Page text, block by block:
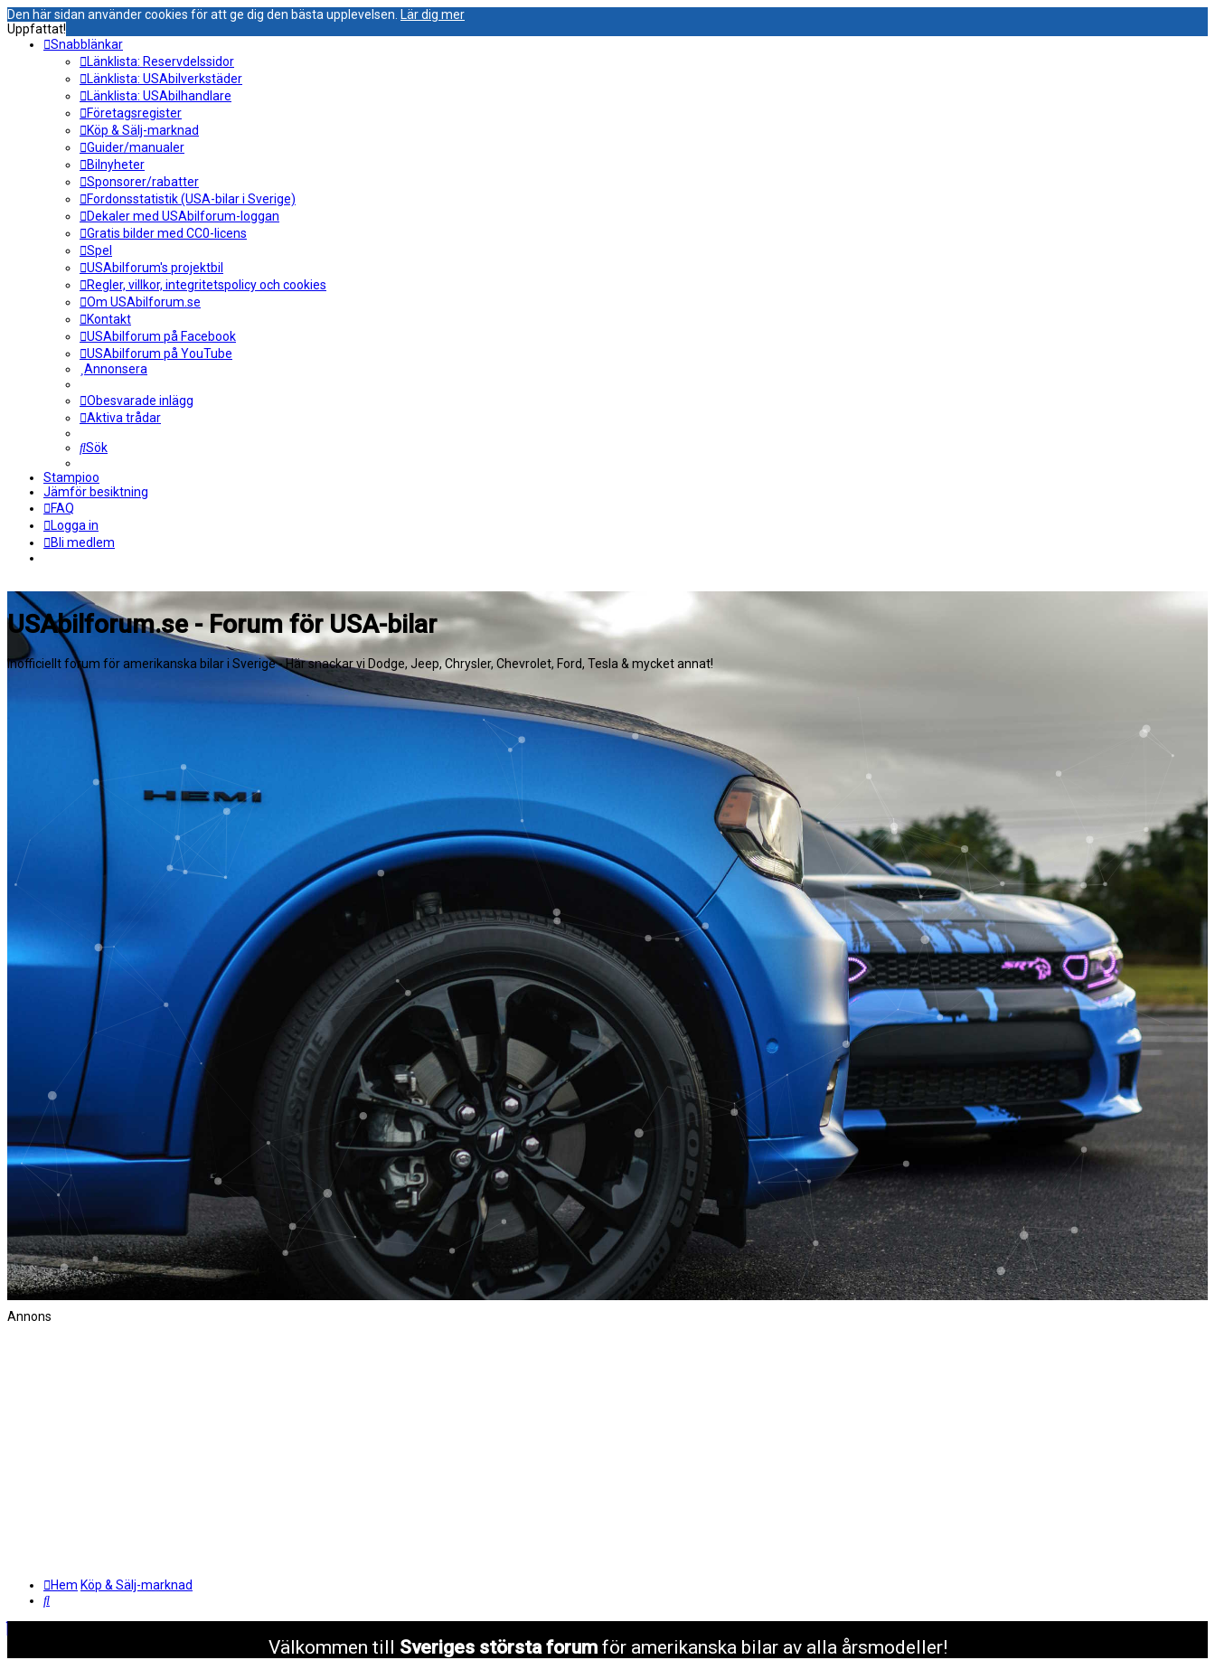
Den här sidan använder cookies för att ge dig den bästa upplevelsen. Lär dig mer
Uppfattat!
Snabblänkar
Länklista: Reservdelssidor
Länklista: USAbilverkstäder
Länklista: USAbilhandlare
Företagsregister
Köp & Sälj-marknad
Guider/manualer
Bilnyheter
Sponsorer/rabatter
Fordonsstatistik (USA-bilar i Sverige)
Dekaler med USAbilforum-loggan
Gratis bilder med CC0-licens
Spel
USAbilforum's projektbil
Regler, villkor, integritetspolicy och cookies
Om USAbilforum.se
Kontakt
USAbilforum på Facebook
USAbilforum på YouTube
Annonsera
Obesvarade inlägg
Aktiva trådar
Sök
Stampioo
Jämför besiktning
FAQ
Logga in
Bli medlem
USAbilforum.se - Forum för USA-bilar
Inofficiellt forum för amerikanska bilar i Sverige - Här snackar vi Dodge, Jeep, Chrysler, Chevrolet, Ford, Tesla & mycket annat!
Annons
Hem Köp & Sälj-marknad
Sök
Välkommen till Sveriges största forumför amerikanska bilar av alla årsmodeller!